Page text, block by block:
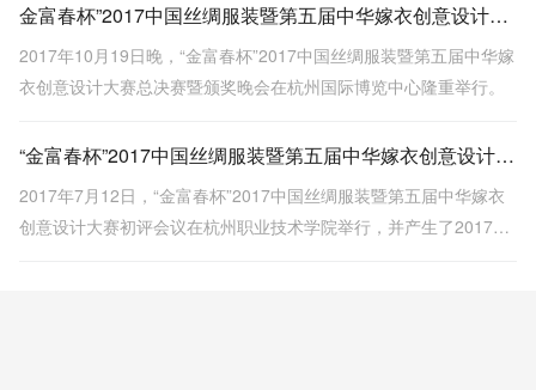
金富春杯”2017中国丝绸服装暨第五届中华嫁衣创意设计大赛揭晓
2017年10月19日晚，“金富春杯”2017中国丝绸服装暨第五届中华嫁
衣创意设计大赛总决赛暨颁奖晚会在杭州国际博览中心隆重举行。
“金富春杯”2017中国丝绸服装暨第五届中华嫁衣创意设计大赛决赛入围名单火热出炉
2017年7月12日，“金富春杯”2017中国丝绸服装暨第五届中华嫁衣
创意设计大赛初评会议在杭州职业技术学院举行，并产生了2017中